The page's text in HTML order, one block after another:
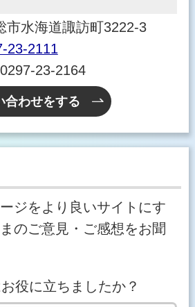
市水海道諏訪町3222-3
23-2111
23-2164
合わせをする
ジをより良いサイトにす
のご意見・ご感想をお聞
役に立ちましたか？